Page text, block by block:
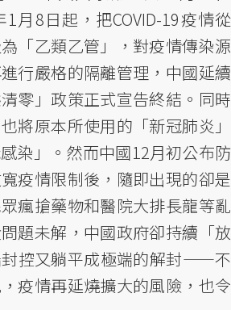
1月8日起，把COVID-19疫情從
為「乙類乙管」，對疫情傳染源
行嚴格的隔離管理，中國延續
零」政策正式宣告終結。同時
將原本所使用的「新冠肺炎」
染」。然而中國12月初公布防
疫情限制後，隨即出現的卻是
瘋搶藥物和醫院大排長龍等亂
題未解，中國政府卻持續「放
控又躺平成極端的解封——不
疫情再延燒擴大的風險，也令